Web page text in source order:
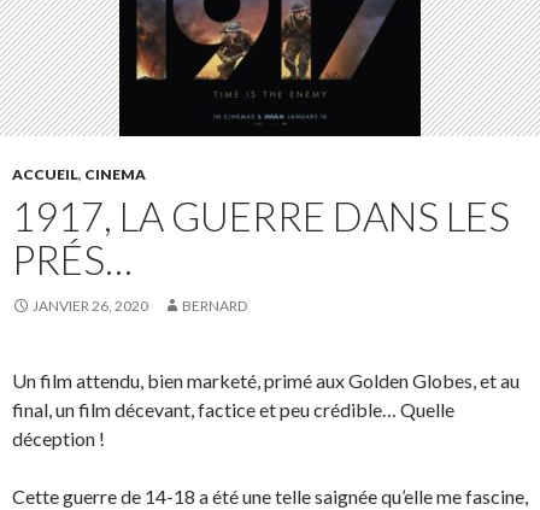
ACCUEIL, CINEMA
1917, LA GUERRE DANS LES
PRÉS…
JANVIER 26, 2020 BERNARD
Un film attendu, bien marketé, primé aux Golden Globes, et au
final, un film décevant, factice et peu crédible… Quelle
déception !
Cette guerre de 14-18 a été une telle saignée qu’elle me fascine,